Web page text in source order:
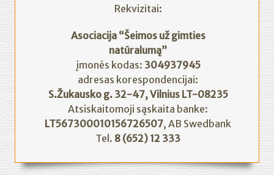
Rekvizitai:
Asociacija “Šeimos už gimties
natūralumą”
įmonės kodas: 304937945
adresas korespondencijai:
S.Žukausko g. 32-47, Vilnius LT-08235
Atsiskaitomoji sąskaita banke:
LT567300010156726507, AB Swedbank
Tel. 8 (652) 12 333